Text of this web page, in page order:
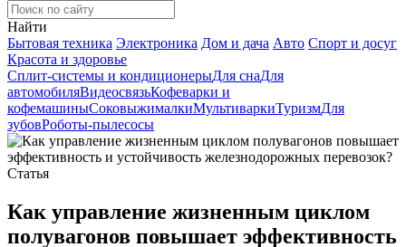
Найти
Бытовая техника Электроника Дом и дача Авто Спорт и досуг
Красота и здоровье
Сплит-системы и кондиционерыДля снаДля
автомобиляВидеосвязьКофеварки и
кофемашиныСоковыжималкиМультиваркиТуризмДля
зубовРоботы-пылесосы
Статья
Как управление жизненным циклом
полувагонов повышает эффективность